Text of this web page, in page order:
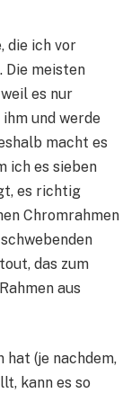
die ich vor
Die meisten
es nur
und werde
macht es
ich es sieben
es richtig
Chromrahmen
das zum
aus
(je nachdem,
kann es so